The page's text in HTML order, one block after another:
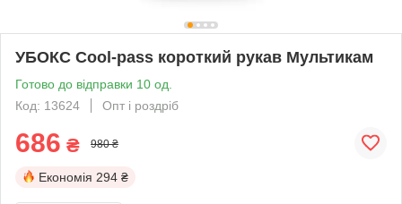
УБОКС Cool-pass короткий рукав Мультикам
Готово до відправки 10 од.
Код: 13624
Опт і роздріб
686 ₴ 980 ₴
Економія 294 ₴